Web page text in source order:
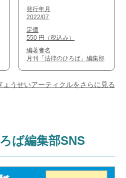
発行年月
2022/07
定価
550 円（税込み）
編著者名
月刊「法律のひろば」編集部
ょうせいアーティクルをさらに見る
ば編集部SNS